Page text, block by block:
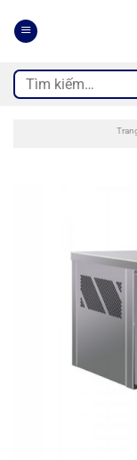
qua
Tìm
kiếm: